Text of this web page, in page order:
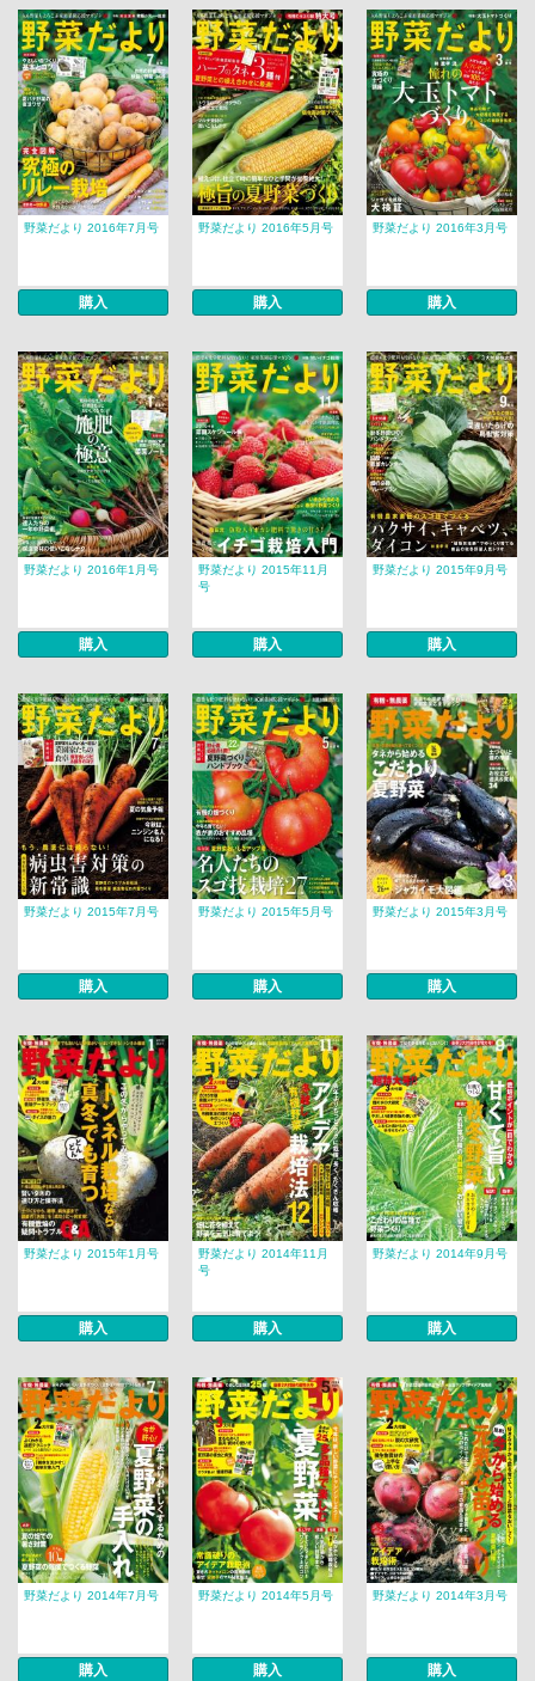
野菜だより 2016年7月号
購入
野菜だより 2016年5月号
購入
野菜だより 2016年3月号
購入
野菜だより 2016年1月号
購入
野菜だより 2015年11月
号
購入
野菜だより 2015年9月号
購入
野菜だより 2015年7月号
購入
野菜だより 2015年5月号
購入
野菜だより 2015年3月号
購入
野菜だより 2015年1月号
購入
野菜だより 2014年11月
号
購入
野菜だより 2014年9月号
購入
野菜だより 2014年7月号
購入
野菜だより 2014年5月号
購入
野菜だより 2014年3月号
購入